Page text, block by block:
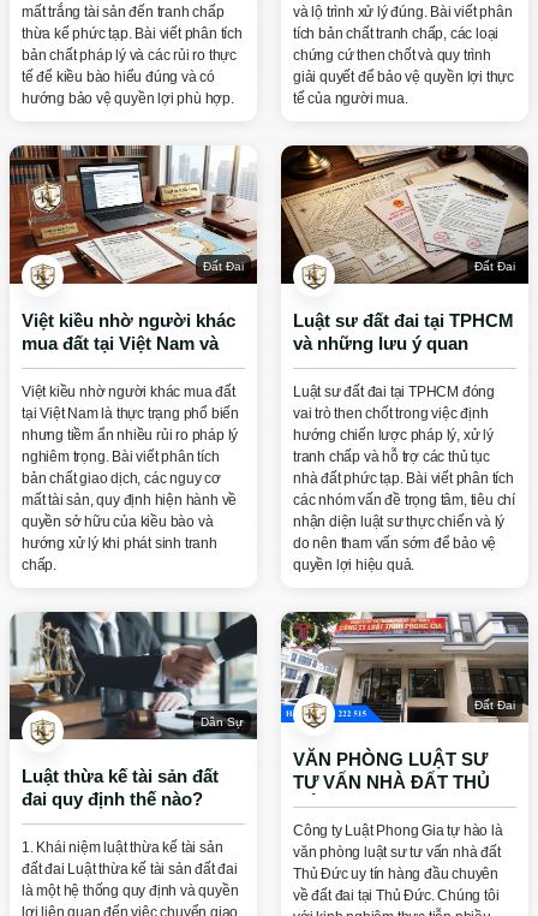
mất trắng tài sản đến tranh chấp
thừa kế phức tạp. Bài viết phân tích
bản chất pháp lý và các rủi ro thực
tế để kiều bào hiểu đúng và có
hướng bảo vệ quyền lợi phù hợp.
và lộ trình xử lý đúng. Bài viết phân
tích bản chất tranh chấp, các loại
chứng cứ then chốt và quy trình
giải quyết để bảo vệ quyền lợi thực
tế của người mua.
Đất Đai
Việt kiều nhờ người khác
mua đất tại Việt Nam và
những rủi ro cần biết
Việt kiều nhờ người khác mua đất
tại Việt Nam là thực trạng phổ biến
nhưng tiềm ẩn nhiều rủi ro pháp lý
nghiêm trọng. Bài viết phân tích
bản chất giao dịch, các nguy cơ
mất tài sản, quy định hiện hành về
quyền sở hữu của kiều bào và
hướng xử lý khi phát sinh tranh
chấp.
Đất Đai
Luật sư đất đai tại TPHCM
và những lưu ý quan
trọng để bảo vệ quyền lợi
Luật sư đất đai tại TPHCM đóng
vai trò then chốt trong việc định
hướng chiến lược pháp lý, xử lý
tranh chấp và hỗ trợ các thủ tục
nhà đất phức tạp. Bài viết phân tích
các nhóm vấn đề trọng tâm, tiêu chí
nhận diện luật sư thực chiến và lý
do nên tham vấn sớm để bảo vệ
quyền lợi hiệu quả.
Dân Sự
Luật thừa kế tài sản đất
đai quy định thế nào?
1. Khái niệm luật thừa kế tài sản
đất đai Luật thừa kế tài sản đất đai
là một hệ thống quy định và quyền
lợi liên quan đến việc chuyển giao
Đất Đai
VĂN PHÒNG LUẬT SƯ
TƯ VẤN NHÀ ĐẤT THỦ
ĐỨC
Công ty Luật Phong Gia tự hào là
văn phòng luật sư tư vấn nhà đất
Thủ Đức uy tín hàng đầu chuyên
về đất đai tại Thủ Đức. Chúng tôi